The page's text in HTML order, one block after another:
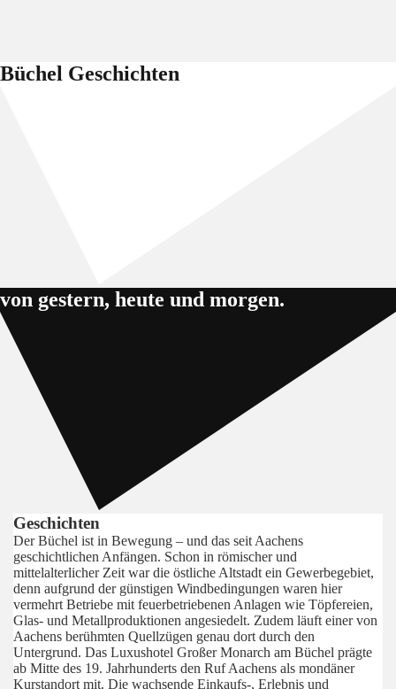
Büchel Geschichten
von gestern, heute und morgen.
Geschichten
Der Büchel ist in Bewegung – und das seit Aachens
geschichtlichen Anfängen. Schon in römischer und
mittelalterlicher Zeit war die östliche Altstadt ein Gewerbegebiet,
denn aufgrund der günstigen Windbedingungen waren hier
vermehrt Betriebe mit feuerbetriebenen Anlagen wie Töpfereien,
Glas- und Metallproduktionen angesiedelt. Zudem läuft einer von
Aachens berühmten Quellzügen genau dort durch den
Untergrund. Das Luxushotel Großer Monarch am Büchel prägte
ab Mitte des 19. Jahrhunderts den Ruf Aachens als mondäner
Kurstandort mit. Die wachsende Einkaufs-, Erlebnis und